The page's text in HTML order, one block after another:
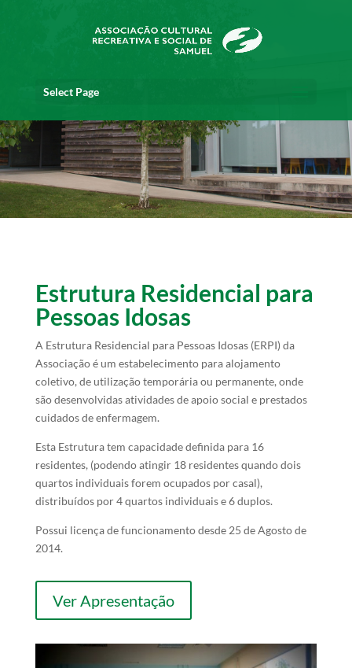
Select Page
Estrutura Residencial para
Pessoas Idosas
A Estrutura Residencial para Pessoas Idosas (ERPI) da
Associação é um estabelecimento para alojamento
coletivo, de utilização temporária ou permanente, onde
são desenvolvidas atividades de apoio social e prestados
cuidados de enfermagem.
Esta Estrutura tem capacidade definida para 16
residentes, (podendo atingir 18 residentes quando dois
quartos individuais forem ocupados por casal),
distribuídos por 4 quartos individuais e 6 duplos.
Possui licença de funcionamento desde 25 de Agosto de
2014.
Ver Apresentação